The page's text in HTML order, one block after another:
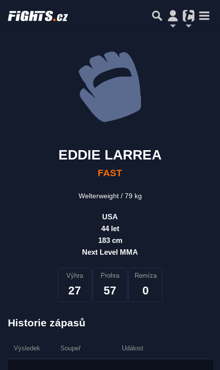
EDDIE LARREA
FAST
Welterweight 79 kg
USA
44 let
183 cm
Next Level MMA
Výhra
27
Prohra
57
Remíza
0
Historie zápasů
Výsledek Soupeř Událost